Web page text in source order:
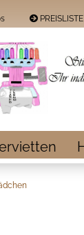
PREISLISTE